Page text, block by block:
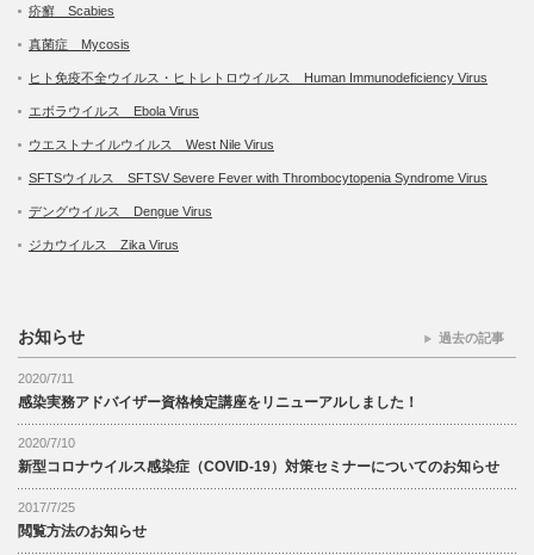
疥癬 Scabies
真菌症 Mycosis
ヒト免疫不全ウイルス・ヒトレトロウイルス Human Immunodeficiency Virus
エボラウイルス Ebola Virus
ウエストナイルウイルス West Nile Virus
SFTSウイルス SFTSV Severe Fever with Thrombocytopenia Syndrome Virus
デングウイルス Dengue Virus
ジカウイルス Zika Virus
お知らせ
2020/7/11
感染実務アドバイザー資格検定講座をリニューアルしました！
2020/7/10
新型コロナウイルス感染症（COVID-19）対策セミナーについてのお知らせ
2017/7/25
閲覧方法のお知らせ
過去の記事